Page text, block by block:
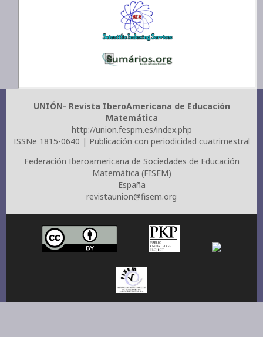
UNIÓN- Revista IberoAmericana de Educación
Matemática
http://union.fespm.es/index.php
ISSNe 1815-0640 | Publicación con periodicidad cuatrimestral
Federación Iberoamericana de Sociedades de Educación
Matemática (FISEM)
España
revistaunion@fisem.org